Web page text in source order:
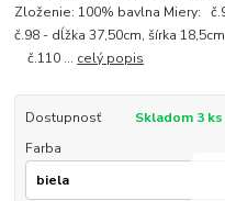
Zloženie: 100% bavlna Miery:
č.98 - dĺžka 37,50cm, šírka
č.110 ... celý popis
Dostupnosť
Skladom 3 ks
Farba